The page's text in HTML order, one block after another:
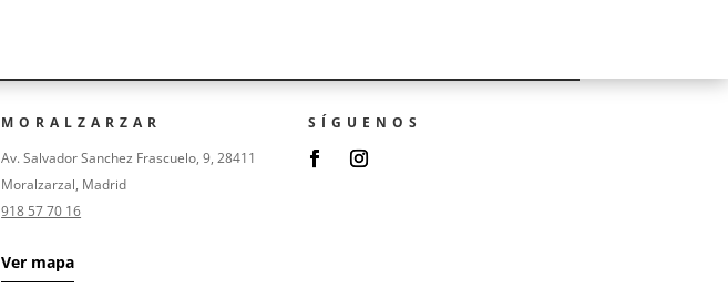
MORALZARZAR
Av. Salvador Sanchez Frascuelo, 9, 28411
Moralzarzal, Madrid
918 57 70 16
Ver mapa
SÍGUENOS